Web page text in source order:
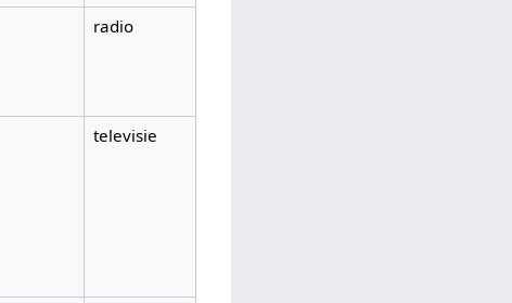
radio
televisie